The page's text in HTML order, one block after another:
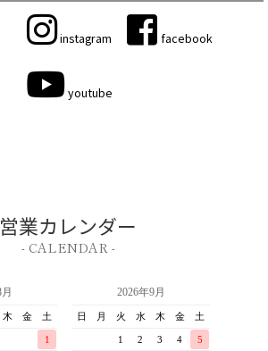
instagram facebook
youtube
営業カレンダー
- CALENDAR -